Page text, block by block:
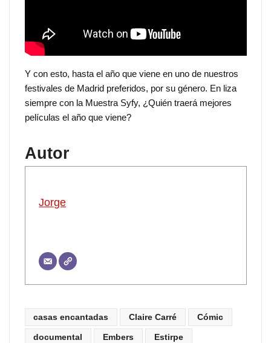
Y con esto, hasta el año que viene en uno de nuestros
festivales de Madrid preferidos, por su género. En liza
siempre con la Muestra Syfy, ¿Quién traerá mejores
películas el año que viene?
Autor
Jorge
casas encantadas Claire Carré Cómic
documental Embers Estirpe